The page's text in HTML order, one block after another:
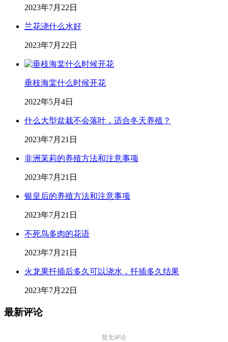
2023年7月22日
兰花浇什么水好
2023年7月22日
垂枝海棠什么时候开花
2022年5月4日
什么大型盆栽不会落叶，适合冬天养殖？
2023年7月21日
非洲茉莉的养殖方法和注意事项
2023年7月21日
银皇后的养殖方法和注意事项
2023年7月21日
不死鸟多肉的花语
2023年7月21日
火龙果扦插后多久可以浇水，扦插多久结果
2023年7月22日
最新评论
暂无评论